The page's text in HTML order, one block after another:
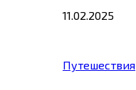
11.02.2025
Путешествия